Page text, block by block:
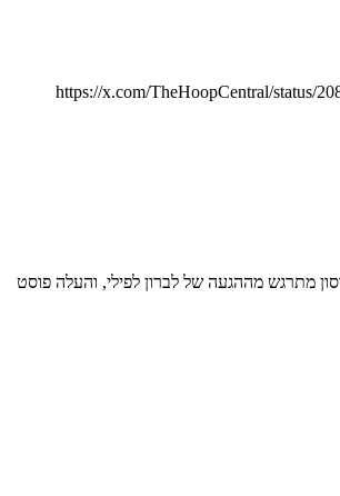
מהצעדים של היריבות אלן אייברסון מתרגש מההגעה של לברון לפילי, והעלה פוסט